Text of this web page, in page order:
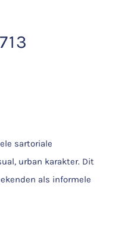
sartoriale
urban karakter. Dit
als informele